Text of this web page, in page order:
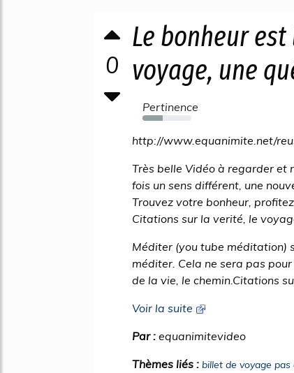
0
Le bonheur
voyage, une
Pertinence
42%
http://www.equanimite.net/
Très belle Vidéo à regarder et
fois un sens différent, une
Trouvez votre bonheur,
Citations sur la verité, le
Méditer (you tube méditation)
méditer. Cela ne sera pas
de la vie, le chemin.Citations
Voir la suite
Par : equanimitevideo
Thèmes liés : billet de voyage pas